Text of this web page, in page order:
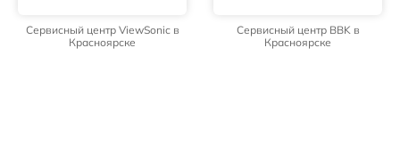
Сервисный центр ViewSonic в
Красноярске
Сервисный центр BBK в
Красноярске